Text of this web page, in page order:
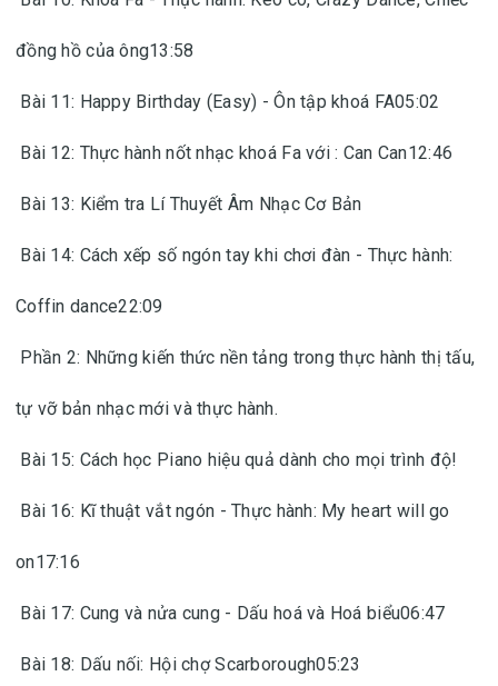
đồng hồ của ông13:58
Bài 11: Happy Birthday (Easy) - Ôn tập khoá FA05:02
Bài 12: Thực hành nốt nhạc khoá Fa với : Can Can12:46
Bài 13: Kiểm tra Lí Thuyết Âm Nhạc Cơ Bản
Bài 14: Cách xếp số ngón tay khi chơi đàn - Thực hành:
Coffin dance22:09
Phần 2: Những kiến thức nền tảng trong thực hành thị tấu,
tự vỡ bản nhạc mới và thực hành.
Bài 15: Cách học Piano hiệu quả dành cho mọi trình độ!
Bài 16: Kĩ thuật vắt ngón - Thực hành: My heart will go
on17:16
Bài 17: Cung và nửa cung - Dấu hoá và Hoá biểu06:47
Bài 18: Dấu nối: Hội chợ Scarborough05:23